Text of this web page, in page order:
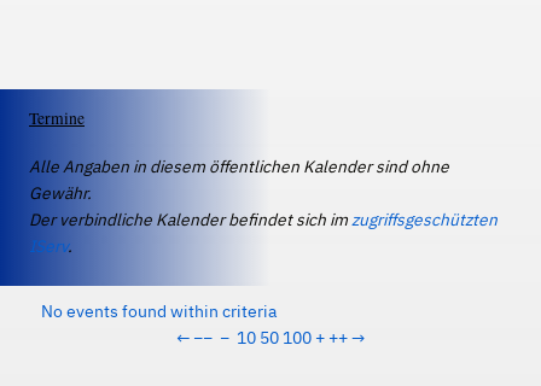
Termine
Alle Angaben in diesem öffentlichen Kalender sind ohne
Gewähr.
Der verbindliche Kalender befindet sich imzugriffsgeschützten
IServ.
No events found within criteria
← −− − 10 50 100 + ++→